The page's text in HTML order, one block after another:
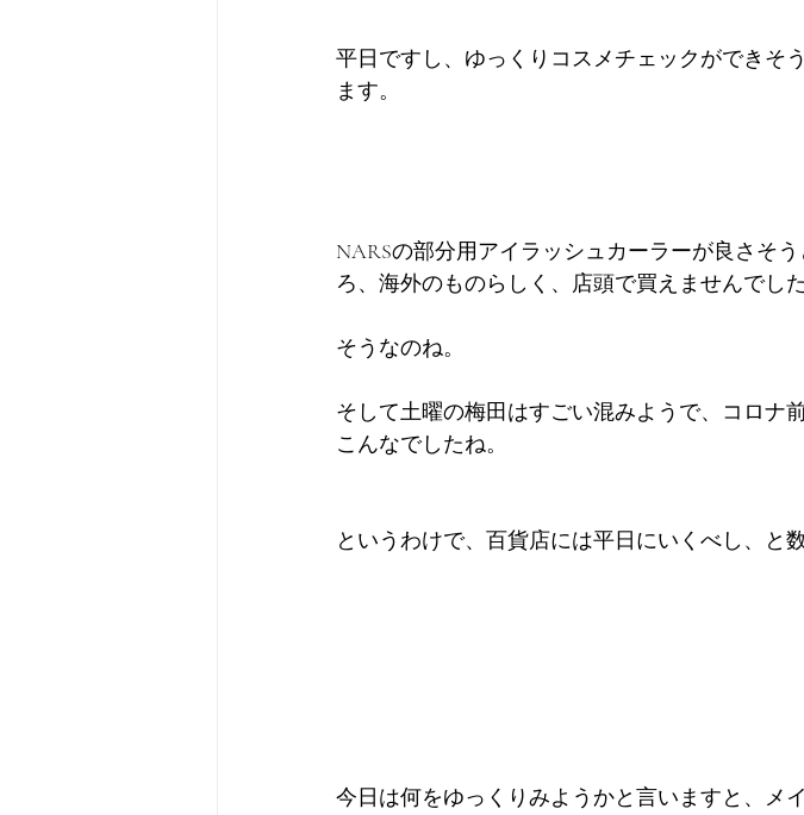
平日ですし、ゆっくりコスメチェックができそ
ます。
NARSの部分用アイラッシュカーラーが良さそ
ろ、海外のものらしく、店頭で買えませんでした
そうなのね。
そして土曜の梅田はすごい混みようで、コロナ
こんなでしたね。
というわけで、百貨店には平日にいくべし、と
今日は何をゆっくりみようかと言いますと、メ